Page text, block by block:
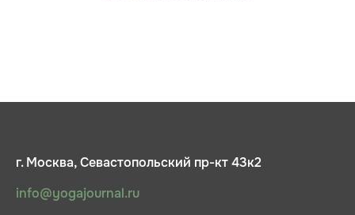
г. Москва, Севастопольский пр-кт 43к2
info@yogajournal.ru